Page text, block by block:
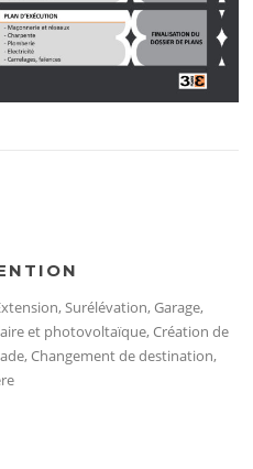
Surélévation, Garage,
et photovoltaïque, Création de
Changement de destination,